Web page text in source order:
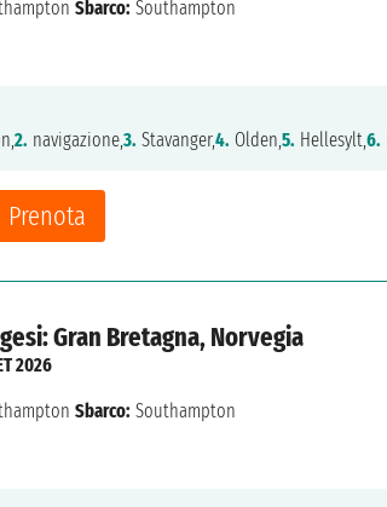
Prenota
Sbarco: Southampton
2. navigazione,3. Stavanger,4. Olden,5. Hellesylt,6.
Gran Bretagna, Norvegia
2026
Sbarco: Southampton